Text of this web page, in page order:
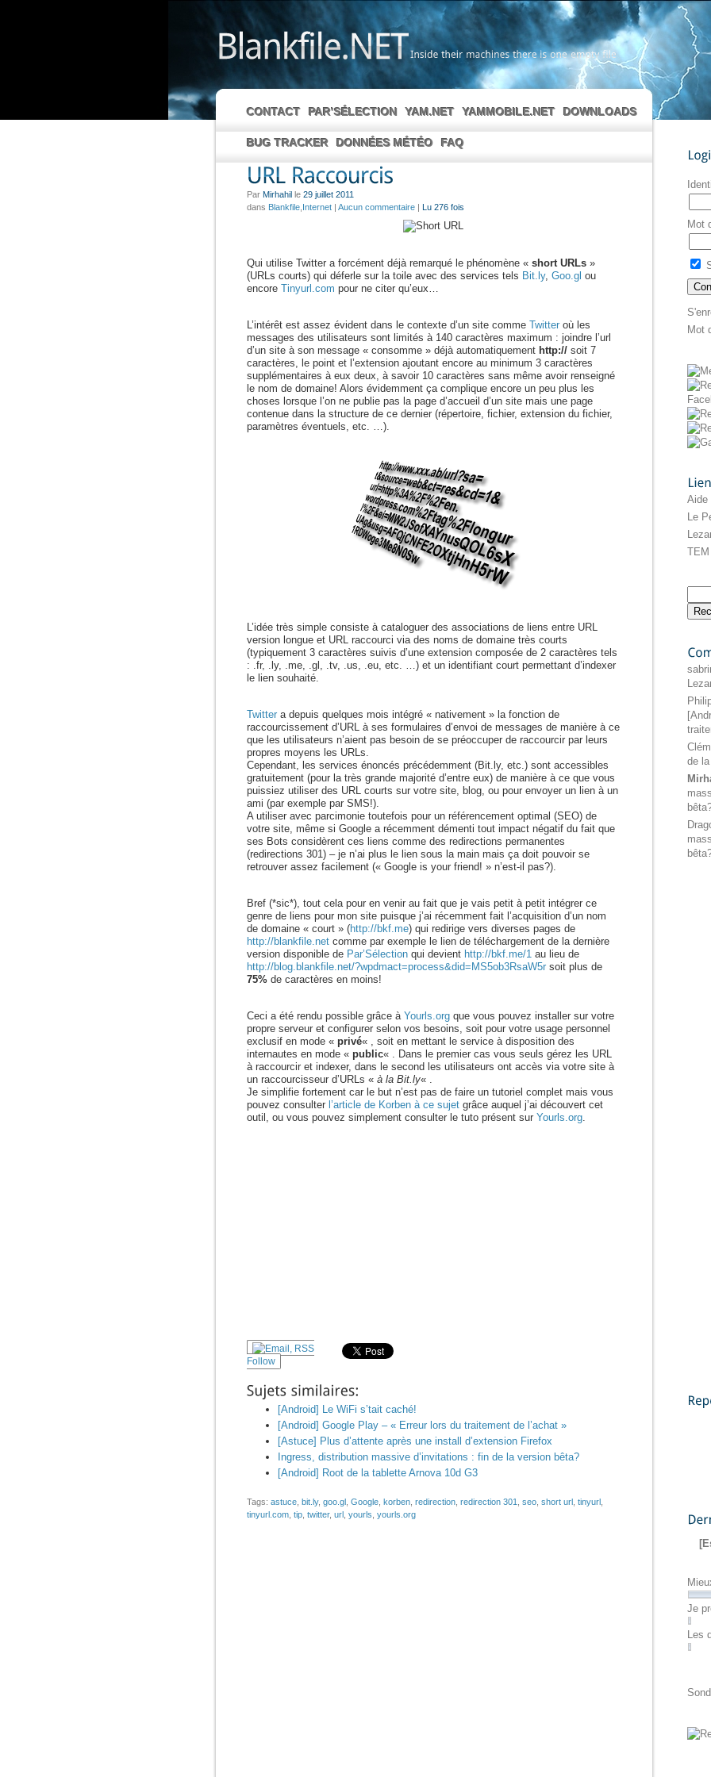
CONTACT PAR’SÉLECTION
BUG TRACKER DONNÉES MÉTÉO FAQ
YAM.NET YAMMOBILE.NET DOWNLOADS
Par Mirhahil le 29 juillet 2011
dans Blankfile Internet | Aucun commentaire | Lu 276 fois
Qui utilise Twitter a forcément déjà remarqué le phénomène « short URLs »
(URLs courts) qui déferle sur la toile avec des services tels Bit.ly, Goo.gl ou
encore Tinyurl.com pour ne citer qu’eux…
L’intérêt est assez évident dans le contexte d’un site comme Twitter où les
messages des utilisateurs sont limités à 140 caractères maximum : joindre l’url
d’un site à son message « consomme » déjà automatiquement http:// soit 7
caractères, le point et l’extension ajoutant encore au minimum 3 caractères
supplémentaires à eux deux, à savoir 10 caractères sans même avoir renseigné
le nom de domaine! Alors évidemment ça complique encore un peu plus les
choses lorsque l’on ne publie pas la page d’accueil d’un site mais une page
contenue dans la structure de ce dernier (répertoire, fichier, extension du fichier,
paramètres éventuels, etc. …).
L’idée très simple consiste à cataloguer des associations de liens entre URL
version longue et URL raccourci via des noms de domaine très courts
(typiquement 3 caractères suivis d’une extension composée de 2 caractères tels
: .fr, .ly, .me, .gl, .tv, .us, .eu, etc. …) et un identifiant court permettant d’indexer
le lien souhaité.
Twitter a depuis quelques mois intégré « nativement » la fonction de
raccourcissement d’URL à ses formulaires d’envoi de messages de manière à ce
que les utilisateurs n’aient pas besoin de se préoccuper de raccourcir par leurs
propres moyens les URLs.
Cependant, les services énoncés précédemment (Bit.ly, etc.) sont accessibles
gratuitement (pour la très grande majorité d’entre eux) de manière à ce que vous
puissiez utiliser des URL courts sur votre site, blog, ou pour envoyer un lien à un
ami (par exemple par SMS!).
A utiliser avec parcimonie toutefois pour un référencement optimal (SEO) de
votre site, même si Google a récemment démenti tout impact négatif du fait que
ses Bots considèrent ces liens comme des redirections permanentes
(redirections 301) – je n’ai plus le lien sous la main mais ça doit pouvoir se
retrouver assez facilement (« Google is your friend! » n’est-il pas?).
Bref (*sic*), tout cela pour en venir au fait que je vais petit à petit intégrer ce
genre de liens pour mon site puisque j’ai récemment fait l’acquisition d’un nom
de domaine « court » (http://bkf.me) qui redirige vers diverses pages de
http://blankfile.net comme par exemple le lien de téléchargement de la dernière
version disponible de Par’Sélection qui devient http://bkf.me/1 au lieu de
http://blog.blankfile.net/?wpdmact=process&did=MS5ob3RsaW5r soit plus de
75% de caractères en moins!
Ceci a été rendu possible grâce à Yourls.org que vous pouvez installer sur votre
propre serveur et configurer selon vos besoins, soit pour votre usage personnel
exclusif en mode « privé« , soit en mettant le service à disposition des
internautes en mode « public« . Dans le premier cas vous seuls gérez les URL
à raccourcir et indexer, dans le second les utilisateurs ont accès via votre site à
un raccourcisseur d’URLs « à la Bit.ly« .
Je simplifie fortement car le but n’est pas de faire un tutoriel complet mais vous
pouvez consulter l’article de Korben à ce sujet grâce auquel j’ai découvert cet
outil, ou vous pouvez simplement consulter le tuto présent sur Yourls.org.
Follow
[Android] Le WiFi s’tait caché!
[Android] Google Play – « Erreur lors du traitement de l’achat »
[Astuce] Plus d’attente après une install d’extension Firefox
Ingress, distribution massive d’invitations : fin de la version bêta?
[Android] Root de la tablette Arnova 10d G3
Tags: astuce bit.ly, goo.gl Google korben redirection redirection 301 seo short url tinyurl
tinyurl.com tip twitter, url yourls yourls.org
Mot
Mot
Aide
Le
de
Je
Les